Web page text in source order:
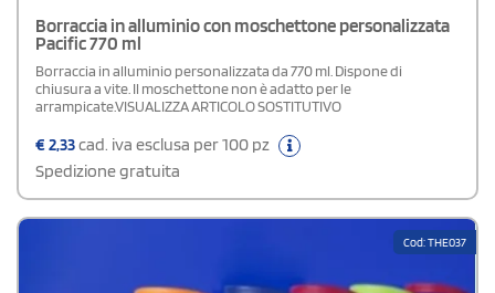
Borraccia in alluminio con moschettone personalizzata
Pacific 770 ml
Borraccia in alluminio personalizzata da 770 ml. Dispone di
chiusura a vite. Il moschettone non è adatto per le
arrampicate.VISUALIZZA ARTICOLO SOSTITUTIVO
€2,33cad. iva esclusa per 100 pz
Spedizione gratuita
Cod: THE037